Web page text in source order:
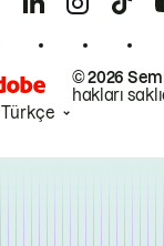
© 2026
hakları
Türkçe